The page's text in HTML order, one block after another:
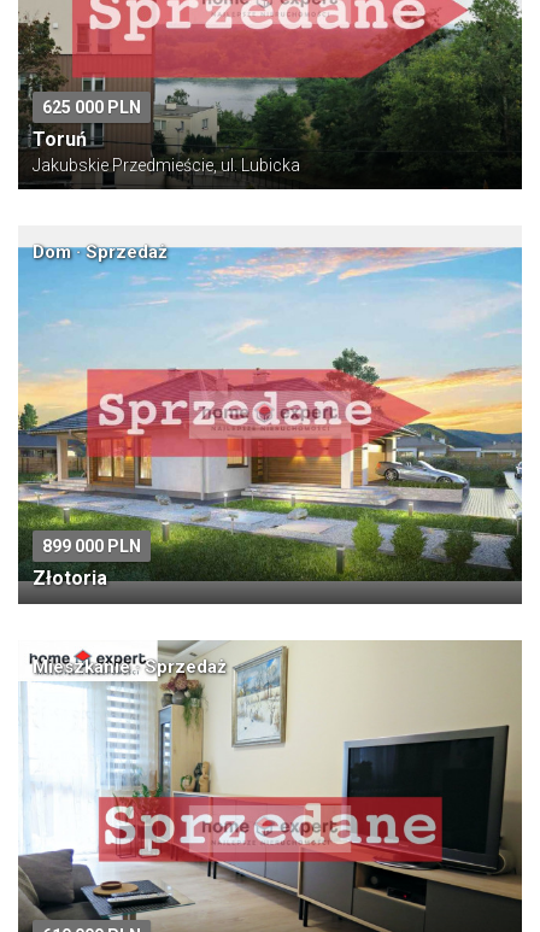
625 000 PLN
Toruń
Jakubskie Przedmieście, ul. Lubicka
Dom · Sprzedaż
899 000 PLN
Złotoria
Mieszkanie · Sprzedaż